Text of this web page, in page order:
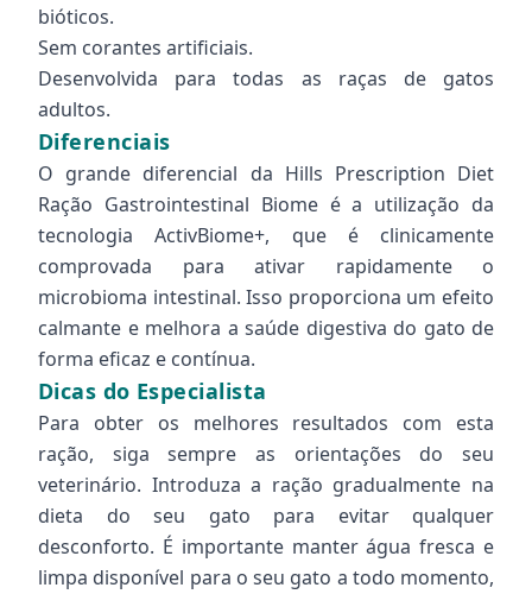
bióticos.
Sem corantes artificiais.
Desenvolvida para todas as raças de gatos
adultos.
Diferenciais
O grande diferencial da Hills Prescription Diet
Ração Gastrointestinal Biome é a utilização da
tecnologia ActivBiome+, que é clinicamente
comprovada para ativar rapidamente o
microbioma intestinal. Isso proporciona um efeito
calmante e melhora a saúde digestiva do gato de
forma eficaz e contínua.
Dicas do Especialista
Para obter os melhores resultados com esta
ração, siga sempre as orientações do seu
veterinário. Introduza a ração gradualmente na
dieta do seu gato para evitar qualquer
desconforto. É importante manter água fresca e
limpa disponível para o seu gato a todo momento,